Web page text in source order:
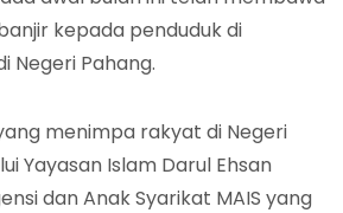
kepada penduduk di
Negeri Pahang.
menimpa rakyat di Negeri
Yayasan Islam Darul Ehsan
dan Anak Syarikat MAIS yang